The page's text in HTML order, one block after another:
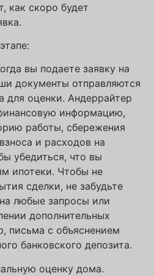
как скоро будет
вы подаете заявку на
документы отправляются
для оценки. Андеррайтер
информацию,
работы, сбережения
и расходов на
убедиться, что вы
ипотеки. Чтобы не
сделки, не забудьте
любые запросы или
дополнительных
письма с объяснением
банковского депозита.
оценку дома.